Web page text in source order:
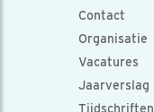
Contact
Organisatie
Vacatures
Jaarverslag
Tijdschriften